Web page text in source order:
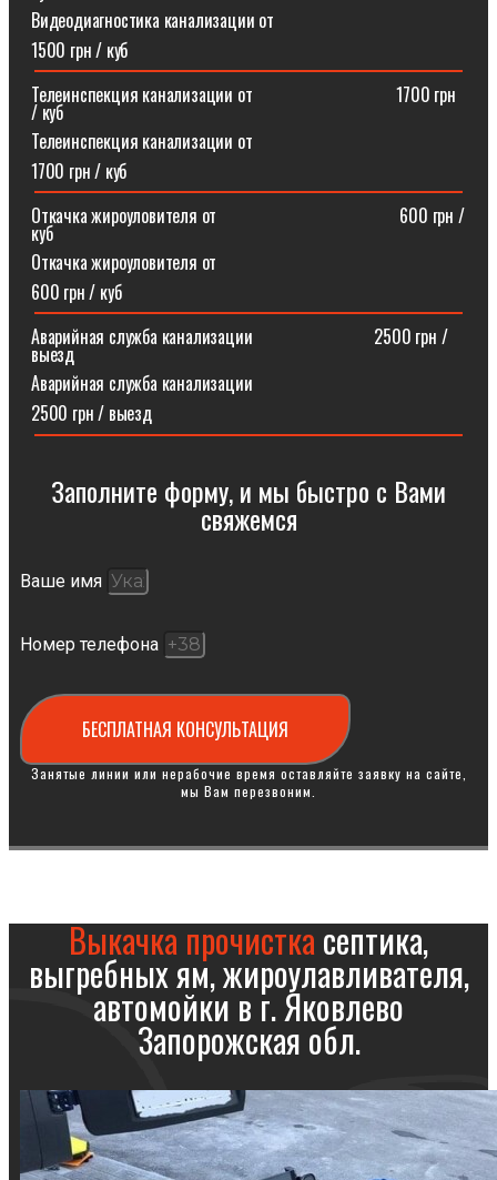
Видеодиагностика канализации от
1500 грн / куб
Телеинспекция канализации от⠀⠀⠀⠀⠀⠀⠀⠀⠀⠀⠀1700 грн
/ куб
Телеинспекция канализации от
1700 грн / куб
Откачка жироуловителя от⠀⠀⠀⠀⠀⠀⠀⠀⠀⠀⠀⠀⠀⠀600 грн /
куб
Откачка жироуловителя от
600 грн / куб
Аварийная служба канализации ⠀⠀⠀⠀⠀⠀⠀⠀⠀2500 грн /
выезд
Аварийная служба канализации
2500 грн / выезд
Заполните форму, и мы быстро с Вами
свяжемся​
Ваше имя
Номер телефона
БЕСПЛАТНАЯ КОНСУЛЬТАЦИЯ
Занятые линии или нерабочие время оставляйте заявку на сайте,
мы Вам перезвоним.
Выкачка прочисткасептика,
выгребных ям, жироулавливателя,
автомойки в г. Яковлево
Запорожская обл.